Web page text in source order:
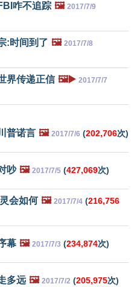
咋不追踪 🖼️ 2017/7/9
:时间到了 🖼️ 2017/7/8
界传递正信 🖼️▶️ 2017/7/7
普诺言 🖼️ 2017/7/6 (202,706次)
吵 🖼️ 2017/7/5 (427,069次)
会如何 🖼️ 2017/7/4 (216,756
幕 🖼️ 2017/7/3 (234,874次)
多远 🖼️ 2017/7/2 (205,975次)